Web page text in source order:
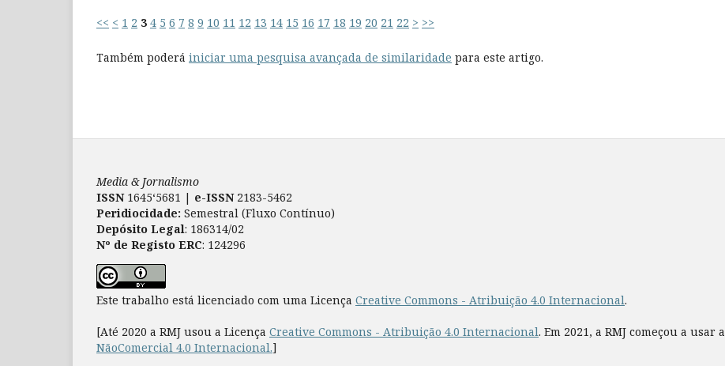
<< < 1 2 3 4 5 6 7 8 9 10 11 12 13 14 15 16 17 18 19 20 21 22 > >>
Também poderá iniciar uma pesquisa avançada de similaridade para este artigo.
Media & Jornalismo
ISSN 1645‘5681 | e-ISSN2183-5462
Peridiocidade: Semestral (Fluxo Contínuo)
Depósito Legal: 186314/02
Nº de Registo ERC: 124296
Este trabalho está licenciado com uma Licença Creative Commons - Atribuição 4.0 Internacional.
[Até 2020 a RMJ usou a Licença Creative Commons - Atribuição 4.0 Internacional. Em 2021, a RMJ começou a usar a
NãoComercial 4.0 Internacional.]